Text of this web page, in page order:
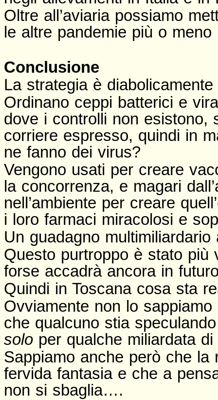
Oltre all’aviaria possiamo
le altre pandemie più o meno
Conclusione
La strategia è diabolicamente
Ordinano ceppi batterici e
dove i controlli non esistono,
corriere espresso, quindi in
ne fanno dei virus?
Vengono usati per creare
la concorrenza, e magari
nell’ambiente per creare
i loro farmaci miracolosi e
Un guadagno multimiliardario
Questo purtroppo è stato più
forse accadrà ancora in
Quindi in Toscana cosa sta
Ovviamente non lo
che qualcuno stia
solo per qualche miliardata di
Sappiamo anche però che
fervida fantasia e che a
non si sbaglia….